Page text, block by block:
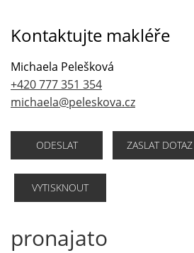
Kontaktujte makléře
Michaela Pelešková
+420 777 351 354
michaela@peleskova.cz
ODESLAT ZASLAT DOTAZ
VYTISKNOUT
pronajato